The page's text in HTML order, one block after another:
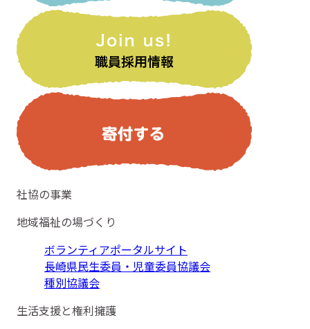
社協の事業
地域福祉の場づくり
ボランティアポータルサイト
長崎県民生委員・児童委員協議会
種別協議会
生活支援と権利擁護